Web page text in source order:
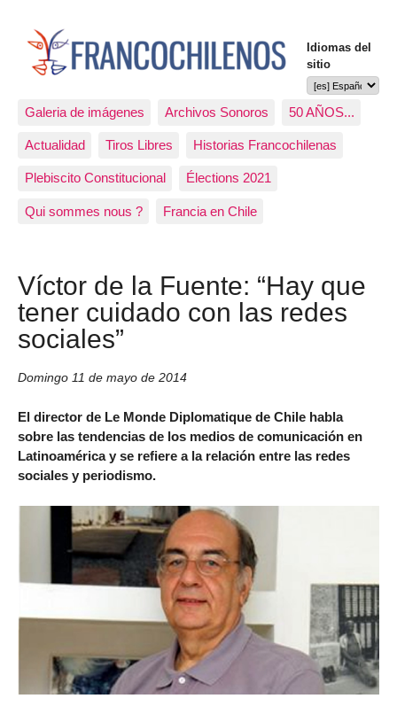
Idiomas del
sitio
Galeria de imágenes Archivos Sonoros 50 AÑOS...
Actualidad Tiros Libres Historias Francochilenas
Plebiscito Constitucional Élections 2021
Qui sommes nous ? Francia en Chile
Víctor de la Fuente: “Hay que
tener cuidado con las redes
sociales”
Domingo 11 de mayo de 2014
El director de Le Monde Diplomatique de Chile habla
sobre las tendencias de los medios de comunicación en
Latinoamérica y se refiere a la relación entre las redes
sociales y periodismo.